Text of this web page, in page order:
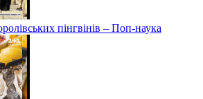
пінгвінів – Поп-наука